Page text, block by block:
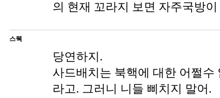
의 현재 꼬라지 보면 자주국방
스웩
당연하지.
사드배치는 북핵에 대한 어쩔수
라고. 그러니 니들 삐치지 말어.